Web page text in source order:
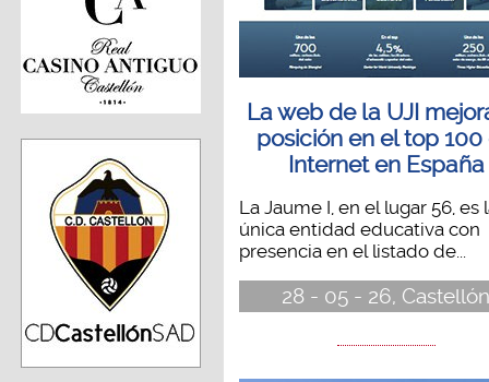
La web de la UJI
posición en el top 100
Internet en España
La Jaume I, en el lugar 56, es
única entidad educativa con
presencia en el listado de...
28 - 05 - 26,